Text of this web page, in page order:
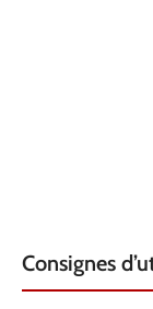
LOCALISATION
Consignes